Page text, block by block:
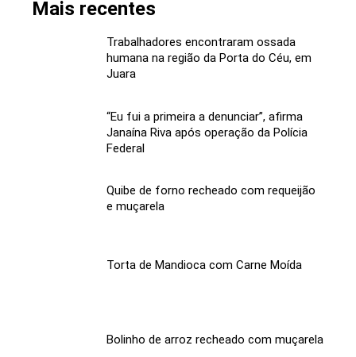
Mais recentes
Trabalhadores encontraram ossada
humana na região da Porta do Céu, em
Juara
“Eu fui a primeira a denunciar”, afirma
Janaína Riva após operação da Polícia
Federal
Quibe de forno recheado com requeijão
e muçarela
Torta de Mandioca com Carne Moída
Bolinho de arroz recheado com muçarela